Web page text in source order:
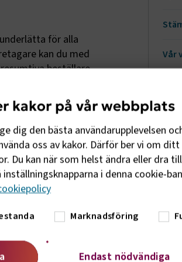
för alla
kan du med
beställare
det bra att lägga
för trafiksäkerhetens
att bussresan ska bli
på
Foldrarna
Vår
Bli
kakor på vår webbplats
dig den bästa användarupplevelsen
oss av kakor. Därför ber vi om
Du kan när som helst ändra eller dra
i denna cookie-
Marknadsföring
Endast nödvändiga